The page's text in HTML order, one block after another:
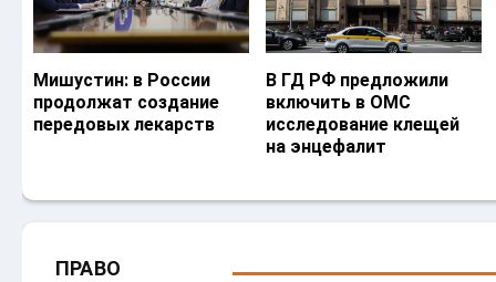
Мишустин: в России
продолжат создание
передовых лекарств
В ГД РФ предложили
включить в ОМС
исследование клещей
на энцефалит
ПРАВО